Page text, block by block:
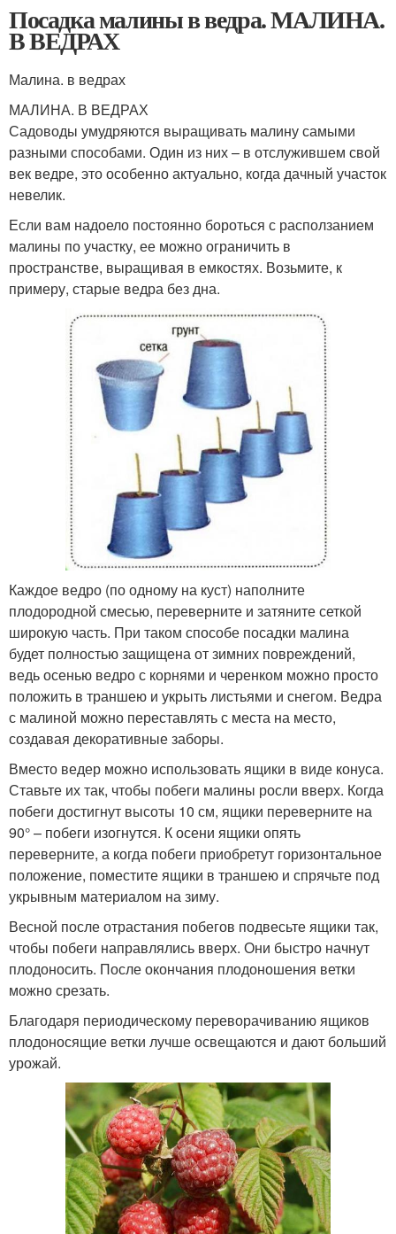
Посадка малины в ведра. МАЛИНА.
В ВЕДРАХ
Малина. в ведрах
МАЛИНА. В ВЕДРАХ
Садоводы умудряются выращивать малину самыми
разными способами. Один из них – в отслужившем свой
век ведре, это особенно актуально, когда дачный участок
невелик.
Если вам надоело постоянно бороться с расползанием
малины по участку, ее можно ограничить в
пространстве, выращивая в емкостях. Возьмите, к
примеру, старые ведра без дна.
Каждое ведро (по одному на куст) наполните
плодородной смесью, переверните и затяните сеткой
широкую часть. При таком способе посадки малина
будет полностью защищена от зимних повреждений,
ведь осенью ведро с корнями и черенком можно просто
положить в траншею и укрыть листьями и снегом. Ведра
с малиной можно переставлять с места на место,
создавая декоративные заборы.
Вместо ведер можно использовать ящики в виде конуса.
Ставьте их так, чтобы побеги малины росли вверх. Когда
побеги достигнут высоты 10 см, ящики переверните на
90° – побеги изогнутся. К осени ящики опять
переверните, а когда побеги приобретут горизонтальное
положение, поместите ящики в траншею и спрячьте под
укрывным материалом на зиму.
Весной после отрастания побегов подвесьте ящики так,
чтобы побеги направлялись вверх. Они быстро начнут
плодоносить. После окончания плодоношения ветки
можно срезать.
Благодаря периодическому переворачиванию ящиков
плодоносящие ветки лучше освещаются и дают больший
урожай.